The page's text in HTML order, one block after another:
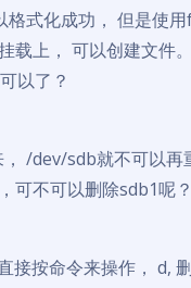
式化成功， 但是使
上， 可以创建文件。
以了？
/dev/sdb就不可以再
可不可以删除sdb1呢
接按命令来操作， d,